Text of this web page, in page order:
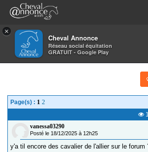
×
Cheval Annonce
Réseau social équitation
GRATUIT - Google Play
>Les groupes régionaux>Auvergne
03 ALLIER
Page(s) : 1 2
vanessa03290
Posté le 18/12/2025 à 12h25
y'a til encore des cavalier de l'allier sur le forum